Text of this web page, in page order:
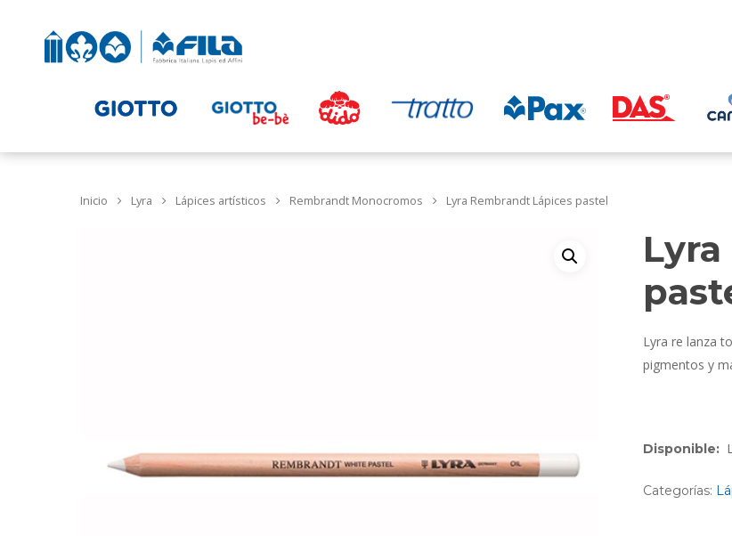
Inicio Lyra Lápices artísticos Rembrandt Monocromos Lyra Rembrandt Lápices pastel
Lyra re lanza
pigmentos y
Disponible:
Categorías: